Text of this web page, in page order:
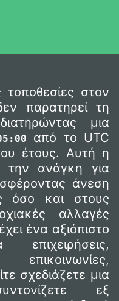
στον
παρατηρεί τη
μια
από το UTC
έτους. Αυτή η
την ανάγκη για
άνεση
όσο και στους
αλλαγές
ένα αξιόπιστο
επιχειρήσεις,
σχεδιάζετε μια
εξ